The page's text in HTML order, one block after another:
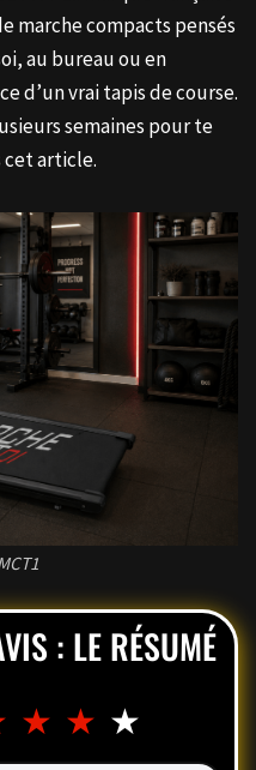
marche compacts pensés
au bureau ou en
d’un vrai tapis de course.
semaines pour te
article.
: LE RÉSUMÉ
★ ★ ★